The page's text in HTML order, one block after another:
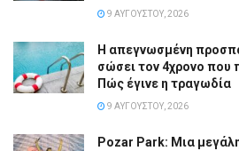
9 ΑΥΓΟΎΣΤΟΥ, 2026
Η απεγνωσμένη
σώσει τον 4χρονο που
Πώς έγινε η τραγωδία
9 ΑΥΓΟΎΣΤΟΥ, 2026
Pozar Park: Μια